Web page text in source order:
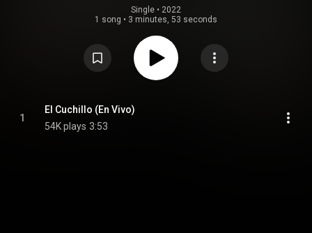
Single • 2022
1 song • 3 minutes, 53 seconds
1
El Cuchillo (En Vivo)
54K plays 3:53